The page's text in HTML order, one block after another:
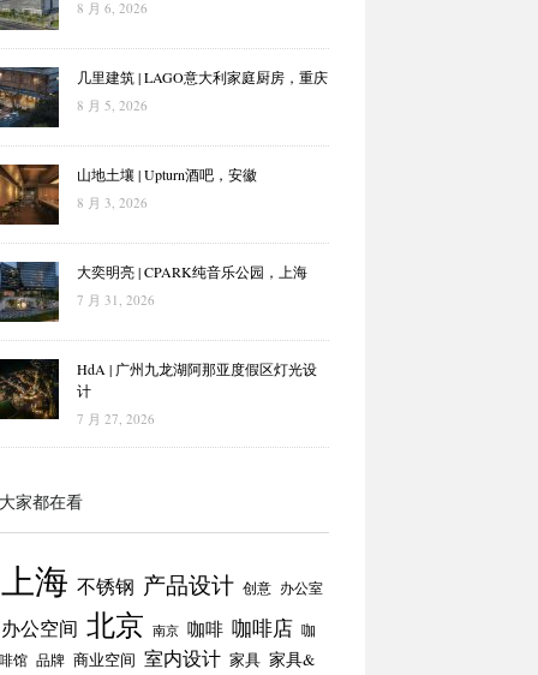
8 月 6, 2026
几里建筑 | LAGO意大利家庭厨房，重庆
8 月 5, 2026
山地土壤 | Upturn酒吧，安徽
8 月 3, 2026
大奕明亮 | CPARK纯音乐公园，上海
7 月 31, 2026
HdA | 广州九龙湖阿那亚度假区灯光设
计
7 月 27, 2026
家都在看
上海 不锈钢 产品设计 创意 办公室
办公空间 北京 南京 咖啡 咖啡店 咖
馆 品牌 商业空间 室内设计 家具 家具&